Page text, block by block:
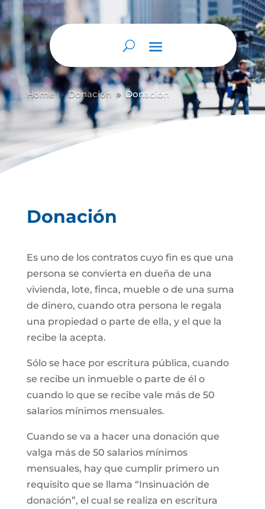
Abrir barra de herramientas
Home 9 Donación 9 Donación
Donación
Es uno de los contratos cuyo fin es que una
persona se convierta en dueña de una
vivienda, lote, finca, mueble o de una suma
de dinero, cuando otra persona le regala
una propiedad o parte de ella, y el que la
recibe la acepta.
Sólo se hace por escritura pública, cuando
se recibe un inmueble o parte de él o
cuando lo que se recibe vale más de 50
salarios mínimos mensuales.
Cuando se va a hacer una donación que
valga más de 50 salarios mínimos
mensuales, hay que cumplir primero un
requisito que se llama “Insinuación de
donación”, el cual se realiza en escritura